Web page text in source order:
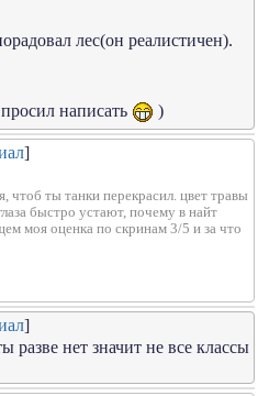
лес(он реалистичен).
написать )
]
чтоб ты танки перекрасил. цвет травы
быстро устают, почему в найт
моя оценка по скринам 3/5 и за что
]
разве нет значит не все классы